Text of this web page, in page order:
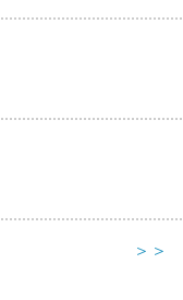
＞＞